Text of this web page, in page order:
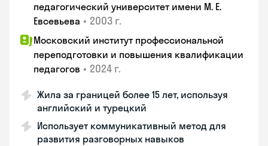
педагогический университет имени М. Е.
Евсевьева • 2003 г.
Московский институт профессиональной
переподготовки и повышения квалификации
педагогов • 2024 г.
Жила за границей более 15 лет, используя
английский и турецкий
Использует коммуникативный метод для
развития разговорных навыков